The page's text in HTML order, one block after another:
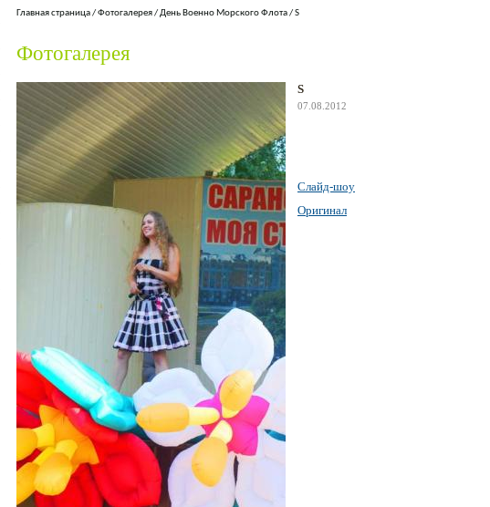
Главная страница/Фотогалерея/День Военно Морского Флота/S
Фотогалерея
S
07.08.2012
Слайд-шоу
Оригинал